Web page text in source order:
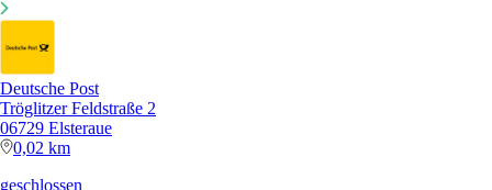
Deutsche Post
Tröglitzer Feldstraße 2
06729 Elsteraue
0,02 km
geschlossen